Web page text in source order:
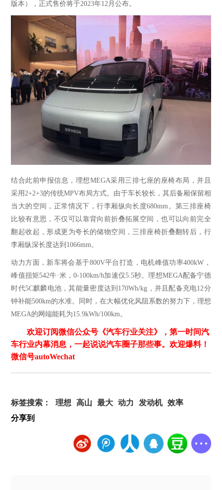
版本），正式售价将于2023年12月公布。
结合此前申报信息， 理想MEGA采用三排七座的座椅布局，并且
采用2+2+3的传统MPV布局方式。由于车长较长，其后备厢保留相
当大的空间，正常情况下，行李厢纵向长度680mm。第三排座椅
比较有意思，不仅可以靠背向前折叠拓展空间，也可以向前完全
翻起收起，形成更为夸长的储物空间，三排座椅折叠翻转后，行
李厢纵深长度达到1066mm。
动力方面，新车将会基于800V平台打造，电机峰值功率400kW，
峰值扭矩542牛·米，0-100km/h加速仅5.5秒。理想MEGA配备宁德
时代5C麒麟电池，其能量密度达到170Wh/kg，并且配备充电12分
钟补能500km的水准。同时，在大幅优化风阻系数的努力下，理想
MEGA的网端能耗为15.9kWh/100km。
欢迎订阅微信公众号《汽车行业关注》，第一时间汽
车行业内幕消息，一起说说汽车圈子那些事。欢迎爆料！
微信号autoWechat
标签搜索： 理想 高山 最大 动力 发动机 效率
分享到